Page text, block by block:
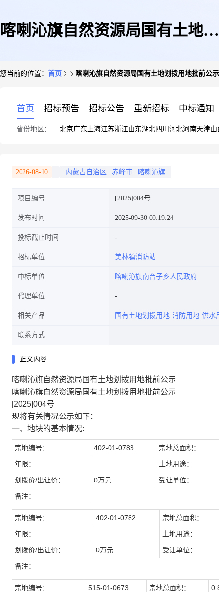
喀喇沁旗自然资源局国有土地划
您当前的位置： 首页 喀喇沁旗自然资源局国有土地划拨用地批前公示
首页 招标预告 招标公告 重新招标 中标通知
省份地区： 北京广东 上海江苏浙江山东湖北四川 河北河南天津山
2026-08-10 内蒙古自治区 赤峰市 喀喇沁旗
项目编号 [2025]004号
发布时间 2025-09-30 09:19:24
投标截止时间
招标单位 美林镇消防站
中标单位 喀喇沁旗南台子乡人民政府
代理单位
相关产品 国有土地划拨用地 消防用地 供水
联系方式
正文内容
喀喇沁旗自然资源局国有土地划拨用地批前公示
喀喇沁旗自然资源局国有土地划拨用地批前公示
[2025]004号
现将有关情况公示如下：
一、地块的基本情况:
宗地编号： 402-01-0783 宗地总面积：
年限： 土地用途：
划拨价/出让价： 0万元 受让单位：
备注：
宗地编号： 402-01-0782 宗地总面积：
年限： 土地用途：
划拨价/出让价： 0万元 受让单位：
备注：
宗地编号： 515-01-0673 宗地总面积：